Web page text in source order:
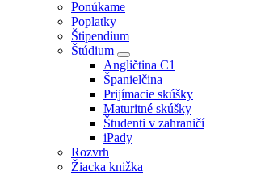
Ponúkame
Poplatky
Štipendium
Štúdium
Angličtina C1
Španielčina
Prijímacie skúšky
Maturitné skúšky
Študenti v zahraničí
iPady
Rozvrh
Žiacka knižka